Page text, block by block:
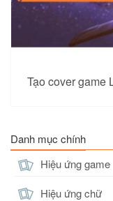
Tạo cover game
Danh mục chính
Hiệu ứng game
Hiệu ứng chữ